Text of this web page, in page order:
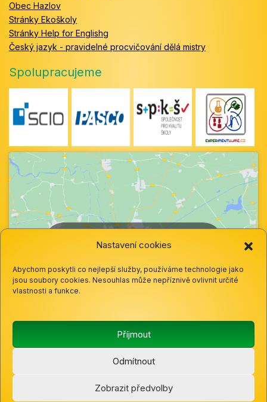
Nastavení cookies
Abychom poskytli co nejlepší služby, používáme technologie jako
jsou soubory cookies. Nesouhlas může nepříznivě ovlivnit určité
vlastnosti a funkce.
Příjmout
Odmítnout
Zobrazit předvolby
Obec Hazlov
Stránky Ekoškoly
Stránky Help for Englishg
Český jazyk - pravidelné procvičování dělá mistry
Spolupracujeme
cookie a povolte tento obsah
Cheb, Příspěvková organizace |